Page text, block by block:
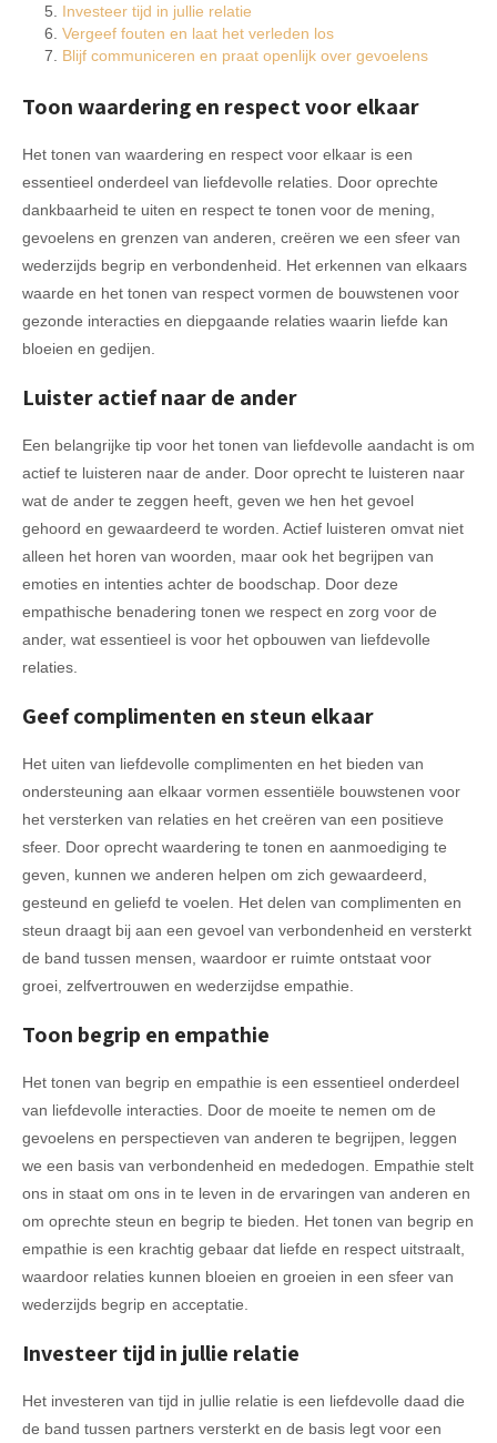
Investeer tijd in jullie relatie
Vergeef fouten en laat het verleden los
Blijf communiceren en praat openlijk over gevoelens
Toon waardering en respect voor elkaar
Het tonen van waardering en respect voor elkaar is een
essentieel onderdeel van liefdevolle relaties. Door oprechte
dankbaarheid te uiten en respect te tonen voor de mening,
gevoelens en grenzen van anderen, creëren we een sfeer van
wederzijds begrip en verbondenheid. Het erkennen van elkaars
waarde en het tonen van respect vormen de bouwstenen voor
gezonde interacties en diepgaande relaties waarin liefde kan
bloeien en gedijen.
Luister actief naar de ander
Een belangrijke tip voor het tonen van liefdevolle aandacht is om
actief te luisteren naar de ander. Door oprecht te luisteren naar
wat de ander te zeggen heeft, geven we hen het gevoel
gehoord en gewaardeerd te worden. Actief luisteren omvat niet
alleen het horen van woorden, maar ook het begrijpen van
emoties en intenties achter de boodschap. Door deze
empathische benadering tonen we respect en zorg voor de
ander, wat essentieel is voor het opbouwen van liefdevolle
relaties.
Geef complimenten en steun elkaar
Het uiten van liefdevolle complimenten en het bieden van
ondersteuning aan elkaar vormen essentiële bouwstenen voor
het versterken van relaties en het creëren van een positieve
sfeer. Door oprecht waardering te tonen en aanmoediging te
geven, kunnen we anderen helpen om zich gewaardeerd,
gesteund en geliefd te voelen. Het delen van complimenten en
steun draagt bij aan een gevoel van verbondenheid en versterkt
de band tussen mensen, waardoor er ruimte ontstaat voor
groei, zelfvertrouwen en wederzijdse empathie.
Toon begrip en empathie
Het tonen van begrip en empathie is een essentieel onderdeel
van liefdevolle interacties. Door de moeite te nemen om de
gevoelens en perspectieven van anderen te begrijpen, leggen
we een basis van verbondenheid en mededogen. Empathie stelt
ons in staat om ons in te leven in de ervaringen van anderen en
om oprechte steun en begrip te bieden. Het tonen van begrip en
empathie is een krachtig gebaar dat liefde en respect uitstraalt,
waardoor relaties kunnen bloeien en groeien in een sfeer van
wederzijds begrip en acceptatie.
Investeer tijd in jullie relatie
Het investeren van tijd in jullie relatie is een liefdevolle daad die
de band tussen partners versterkt en de basis legt voor een